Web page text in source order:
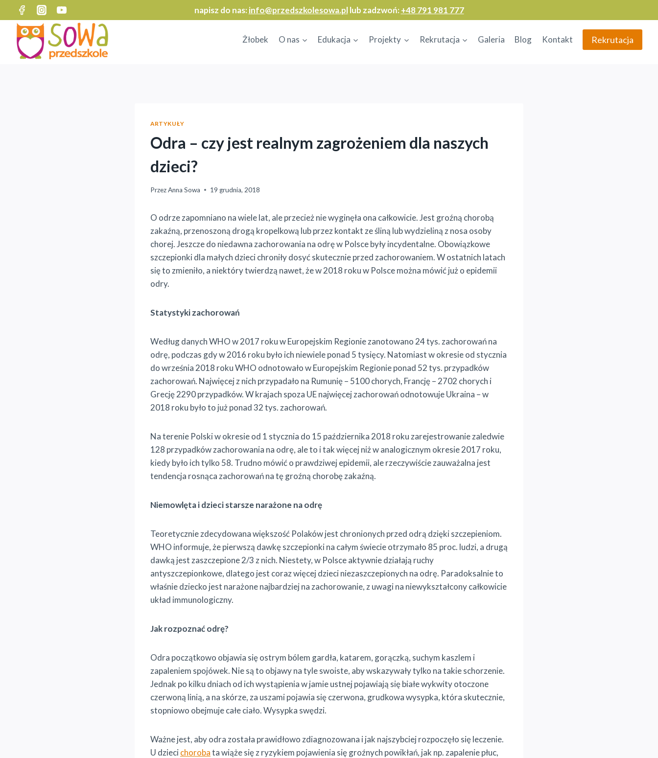
Przejdź
do
treści
napisz do nas: info@przedszkolesowa.pllub zadzwoń: +48 791 981 777
Żłobek O nas Edukacja Projekty Rekrutacja Galeria Blog Kontakt Rekrutacja
ARTYKUŁY
Odra – czy jest realnym zagrożeniem dla naszych
dzieci?
PrzezAnna Sowa 19 grudnia, 2018
O odrze zapomniano na wiele lat, ale przecież nie wyginęła ona całkowicie. Jest groźną chorobą
zakaźną, przenoszoną drogą kropelkową lub przez kontakt ze śliną lub wydzieliną z nosa osoby
chorej. Jeszcze do niedawna zachorowania na odrę w Polsce były incydentalne. Obowiązkowe
szczepionki dla małych dzieci chroniły dosyć skutecznie przed zachorowaniem. W ostatnich latach
się to zmieniło, a niektóry twierdzą nawet, że w 2018 roku w Polsce można mówić już o epidemii
odry.
Statystyki zachorowań
Według danych WHO w 2017 roku w Europejskim Regionie zanotowano 24 tys. zachorowań na
odrę, podczas gdy w 2016 roku było ich niewiele ponad 5 tysięcy. Natomiast w okresie od stycznia
do września 2018 roku WHO odnotowało w Europejskim Regionie ponad 52 tys. przypadków
zachorowań. Najwięcej z nich przypadało na Rumunię – 5100 chorych, Francję – 2702 chorych i
Grecję 2290 przypadków. W krajach spoza UE najwięcej zachorowań odnotowuje Ukraina – w
2018 roku było to już ponad 32 tys. zachorowań.
Na terenie Polski w okresie od 1 stycznia do 15 października 2018 roku zarejestrowanie zaledwie
128 przypadków zachorowania na odrę, ale to i tak więcej niż w analogicznym okresie 2017 roku,
kiedy było ich tylko 58. Trudno mówić o prawdziwej epidemii, ale rzeczywiście zauważalna jest
tendencja rosnąca zachorowań na tę groźną chorobę zakaźną.
Niemowlęta i dzieci starsze narażone na odrę
Teoretycznie zdecydowana większość Polaków jest chronionych przed odrą dzięki szczepieniom.
WHO informuje, że pierwszą dawkę szczepionki na całym świecie otrzymało 85 proc. ludzi, a drugą
dawką jest zaszczepione 2/3 z nich. Niestety, w Polsce aktywnie działają ruchy
antyszczepionkowe, dlatego jest coraz więcej dzieci niezaszczepionych na odrę. Paradoksalnie to
właśnie dziecko jest narażone najbardziej na zachorowanie, z uwagi na niewykształcony całkowicie
układ immunologiczny.
Jak rozpoznać odrę?
Odra początkowo objawia się ostrym bólem gardła, katarem, gorączką, suchym kaszlem i
zapaleniem spojówek. Nie są to objawy na tyle swoiste, aby wskazywały tylko na takie schorzenie.
Jednak po kilku dniach od ich wystąpienia w jamie ustnej pojawiają się białe wykwity otoczone
czerwoną linią, a na skórze, za uszami pojawia się czerwona, grudkowa wysypka, która skutecznie,
stopniowo obejmuje całe ciało. Wysypka swędzi.
Ważne jest, aby odra została prawidłowo zdiagnozowana i jak najszybciej rozpoczęło się leczenie.
U dziecichorobata wiąże się z ryzykiem pojawienia się groźnych powikłań, jak np. zapalenie płuc,